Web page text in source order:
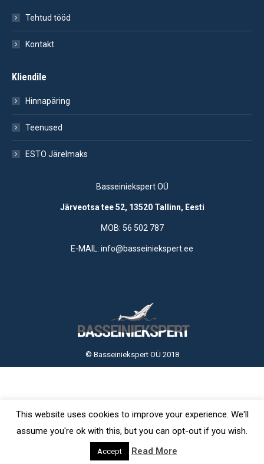
Tehtud tööd
Kontakt
Kliendile
Hinnapäring
Teenused
ESTO Järelmaks
Basseiniekspert OÜ
Järveotsa tee 52, 13520 Tallinn, Eesti
MOB: 56 502 787
E-MAIL: info@basseiniekspert.ee
© Basseiniekspert OÜ 2018
This website uses cookies to improve your experience. We'll
assume you're ok with this, but you can opt-out if you wish.
Accept Read More